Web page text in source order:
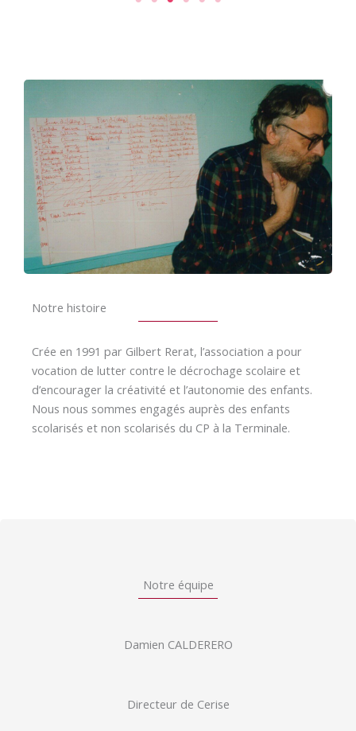
Notre histoire
Crée en 1991 par Gilbert Rerat, l’association a pour
vocation de lutter contre le décrochage scolaire et
d’encourager la créativité et l’autonomie des enfants.
Nous nous sommes engagés auprès des enfants
scolarisés et non scolarisés du CP à la Terminale.
Notre équipe
Damien CALDERERO
Directeur de Cerise